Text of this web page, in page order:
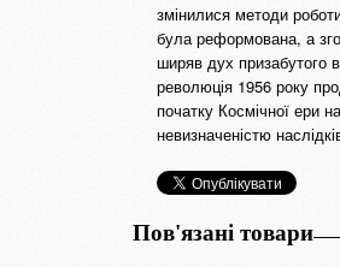
змінилися методи
була реформована, а
ширяв дух призабутого
революція 1956 року
початку Космічної ери
невизначеністю
Пов'язані товари